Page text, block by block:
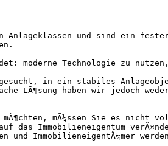
Anlageklassen und sind ein
moderne Technologie zu
in ein stabiles
LÃ¶sung haben wir jedoch
mÃ¶chten, mÃ¼ssen Sie es
Immobilieneigentum
ImmobilieneigentÃ¼mer